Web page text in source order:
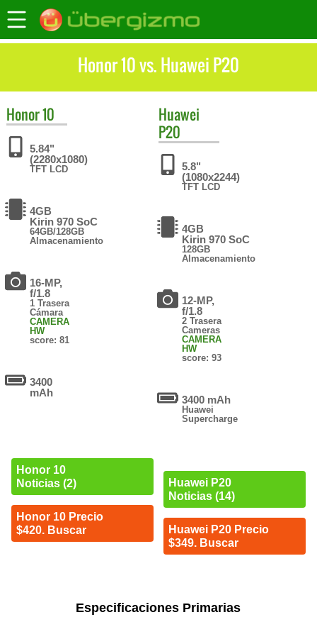
Honor 10 vs. Huawei P20
Honor10
5.84"
(2280x1080)
TFT LCD
4GB
Kirin 970 SoC
64GB/128GB
Almacenamiento
16-MP,
f/1.8
1 Trasera
Cámara
CAMERA
HW
score: 81
3400
mAh
Honor 10
Noticias (2)
Honor 10 Precio
$420. Buscar
Huawei
P20
5.8"
(1080x2244)
TFT LCD
4GB
Kirin 970 SoC
128GB
Almacenamiento
12-MP,
f/1.8
2 Trasera
Cameras
CAMERA
HW
score: 93
3400 mAh
Huawei
Supercharge
Huawei P20
Noticias (14)
Huawei P20 Precio
$349. Buscar
Especificaciones Primarias